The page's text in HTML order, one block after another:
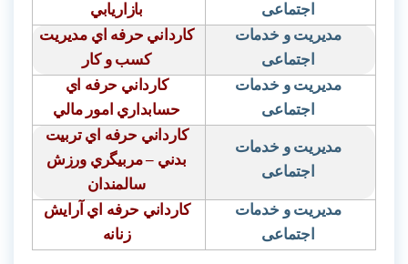
اجتماعی
بازاريابي
مدیریت و خدمات
اجتماعی
كارداني حرفه اي مديريت
كسب و كار
مدیریت و خدمات
اجتماعی
كارداني حرفه اي
حسابداري امور مالي
مدیریت و خدمات
اجتماعی
كارداني حرفه اي تربيت
بدني – مربيگري ورزش
سالمندان
مدیریت و خدمات
اجتماعی
كارداني حرفه اي آرايش
زنانه